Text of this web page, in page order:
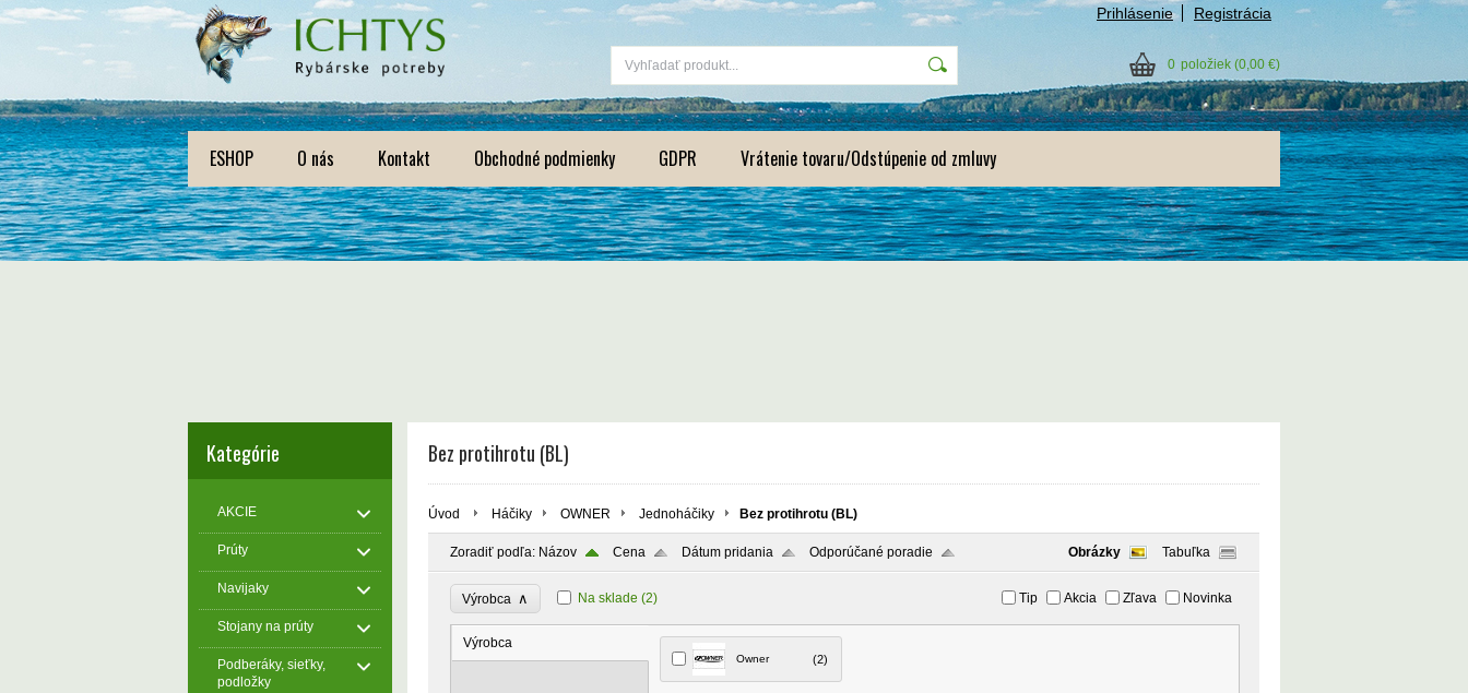
Prihlásenie Registrácia
0 položiek (0,00 €)
ESHOP O nás Kontakt Obchodné podmienky GDPR Vrátenie tovaru/Odstúpenie od zmluvy
Kategórie
AKCIE
Prúty
Navijaky
Stojany na prúty
Podberáky, sieťky,
podložky
Bez protihrotu (BL)
Úvod Háčiky OWNER Jednoháčiky Bez protihrotu (BL)
Zoradiť podľa: Názov Cena Dátum pridania Odporúčané poradie Obrázky Tabuľka
Výrobca ∧ Na sklade (2) Tip Akcia Zľava Novinka
Výrobca
Owner (2)